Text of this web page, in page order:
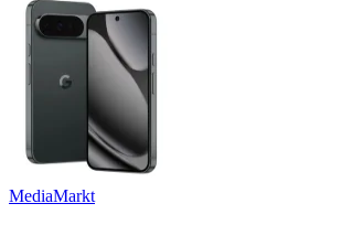
MediaMarkt